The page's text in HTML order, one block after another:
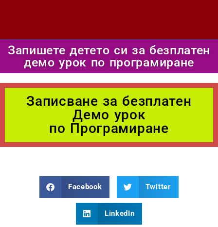
Запишете детето си за безплатен
демо урок по програмиране
Записване за безплатен
Демо урок
по Програмиране
Facebook Twitter
LinkedIn